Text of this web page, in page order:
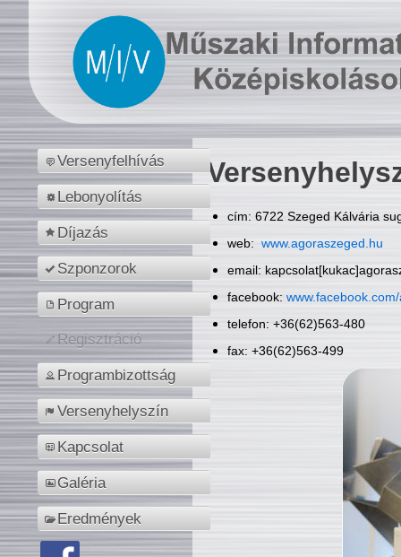
Versenyfelhívás
Lebonyolítás
Díjazás
Szponzorok
Program
Regisztráció
Programbizottság
Versenyhelyszín
Kapcsolat
Galéria
Eredmények
cím: 6722 Szeged Kálvária
web: www.agoraszeged.hu
email:
facebook:
telefon: +36(62)563-480
fax: +36(62)563-499